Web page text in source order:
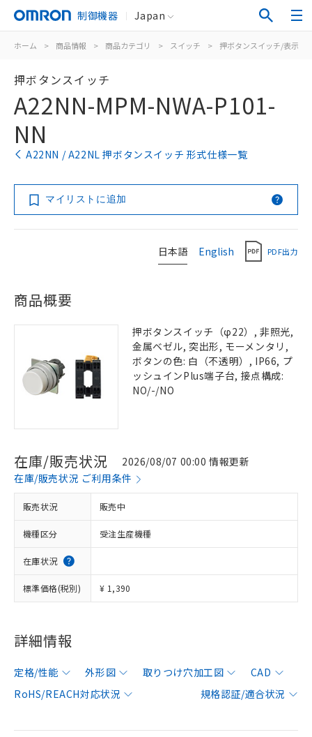
制御機器 Japan
ホーム > 商品情報 > 商品カテゴリ > スイッチ > 押ボタンスイッチ/表示灯
押ボタンスイッチ
A22NN-MPM-NWA-P101-
NN
A22NN / A22NL 押ボタンスイッチ 形式仕様一覧
マイリストに追加
日本語 English PDF出力
商品概要
押ボタンスイッチ（φ22）, 非照光,
金属ベゼル, 突出形, モーメンタリ,
ボタンの色: 白（不透明）, IP66, プ
ッシュインPlus端子台, 接点構成:
NO/-/NO
在庫/販売状況
2026/08/07 00:00 情報更新
在庫/販売状況 ご利用条件
販売状況 販売中
機種区分 受注生産機種
在庫状況
標準価格(税別) ¥ 1,390
詳細情報
定格/性能 外形図 取りつけ穴加工図
CAD
RoHS/REACH対応状況
規格認証/適合状況